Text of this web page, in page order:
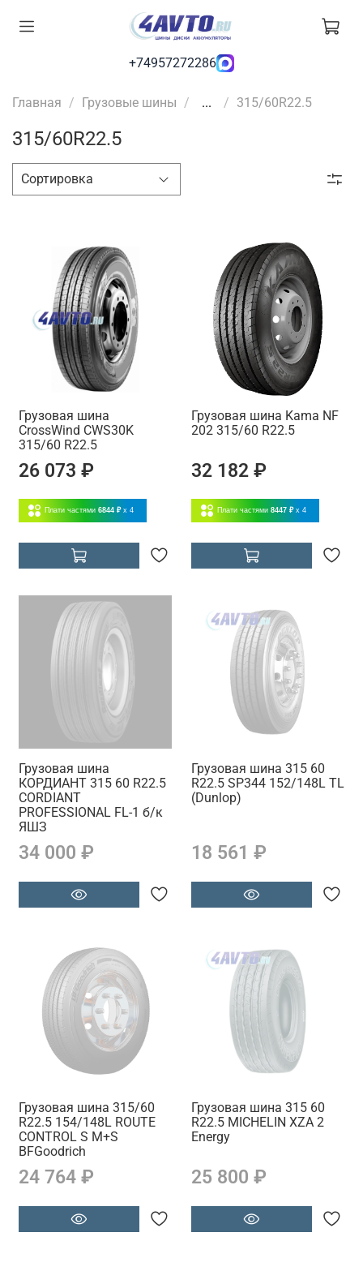
+74957272286
Главная Грузовые шины ... 315/60R22.5
315/60R22.5
Грузовая шина
CrossWind CWS30K
315/60 R22.5
26 073 ₽
Плати частями 6844 ₽ x 4
Грузовая шина Kama NF
202 315/60 R22.5
32 182 ₽
Плати частями 8447 ₽ x 4
Грузовая шина
КОРДИАНТ 315 60 R22.5
CORDIANT
PROFESSIONAL FL-1 б/к
ЯШЗ
34 000 ₽
Грузовая шина 315 60
R22.5 SP344 152/148L TL
(Dunlop)
18 561 ₽
Грузовая шина 315/60
R22.5 154/148L ROUTE
CONTROL S M+S
BFGoodrich
24 764 ₽
Грузовая шина 315 60
R22.5 MICHELIN XZA 2
Energy
25 800 ₽